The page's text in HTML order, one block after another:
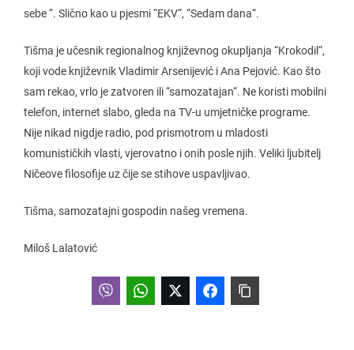
sebe “. Slično kao u pjesmi “EKV“, “Sedam dana“.
Tišma je učesnik regionalnog književnog okupljanja “Krokodil“,
koji vode književnik Vladimir Arsenijević i Ana Pejović. Kao što
sam rekao, vrlo je zatvoren ili “samozatajan“. Ne koristi mobilni
telefon, internet slabo, gleda na TV-u umjetničke programe.
Nije nikad nigdje radio, pod prismotrom u mladosti
komunističkih vlasti, vjerovatno i onih posle njih. Veliki ljubitelj
Ničeove filosofije uz čije se stihove uspavljivao.
Tišma, samozatajni gospodin našeg vremena.
Miloš Lalatović